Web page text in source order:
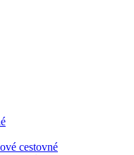
cestovné